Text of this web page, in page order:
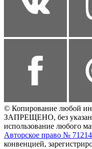
© Копирование любой
ЗАПРЕЩЕНО, без
использование любого
Авторское право №
конвенцией,